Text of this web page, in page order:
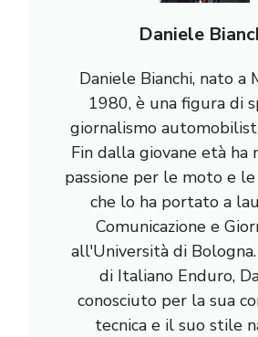
Daniele
Daniele Bianchi, nato a
1980, è una figura di
giornalismo
Fin dalla giovane età ha
passione per le moto e
che lo ha portato a
Comunicazione e
all'Università di
di Italiano Enduro,
conosciuto per la sua
tecnica e il suo stile